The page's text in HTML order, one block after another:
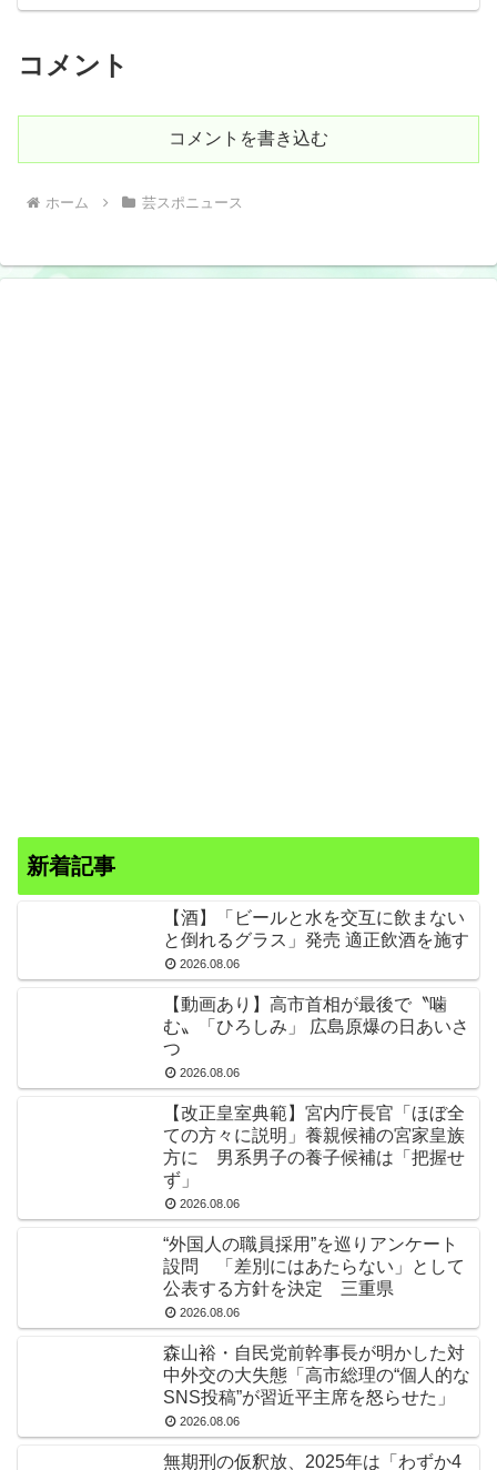
コメント
コメントを書き込む
ホーム 芸スポニュース
新着記事
【酒】「ビールと水を交互に飲まない
と倒れるグラス」発売 適正飲酒を施す
2026.08.06
【動画あり】高市首相が最後で〝噛
む〟「ひろしみ」 広島原爆の日あいさ
つ
2026.08.06
【改正皇室典範】宮内庁長官「ほぼ全
ての方々に説明」養親候補の宮家皇族
方に 男系男子の養子候補は「把握せ
ず」
2026.08.06
“外国人の職員採用”を巡りアンケート
設問 「差別にはあたらない」として
公表する方針を決定 三重県
2026.08.06
森山裕・自民党前幹事長が明かした対
中外交の大失態「高市総理の“個人的な
SNS投稿”が習近平主席を怒らせた」
2026.08.06
無期刑の仮釈放、2025年は「わずか4